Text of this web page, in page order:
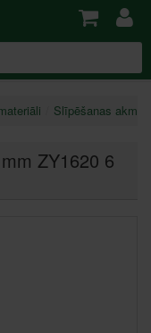
Slīpēšanas
ZY1620 6